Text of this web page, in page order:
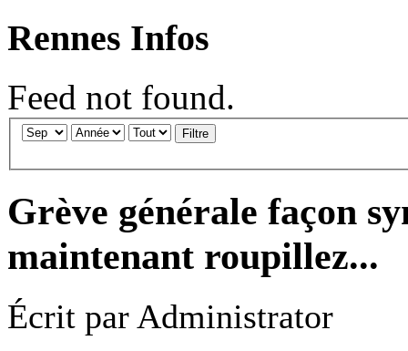
Rennes Infos
Feed not found.
Filtre
Grève générale façon
maintenant roupillez...
Écrit par Administrator